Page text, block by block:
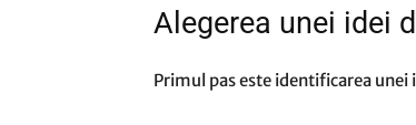
Alegerea unei idei
Primul pas este identificarea unei